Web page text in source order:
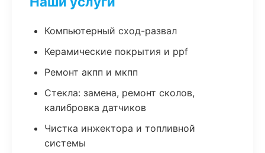
Компьютерный сход-развал
Керамические покрытия и ppf
Ремонт акпп и мкпп
Стекла: замена, ремонт сколов,
калибровка датчиков
Чистка инжектора и топливной
системы